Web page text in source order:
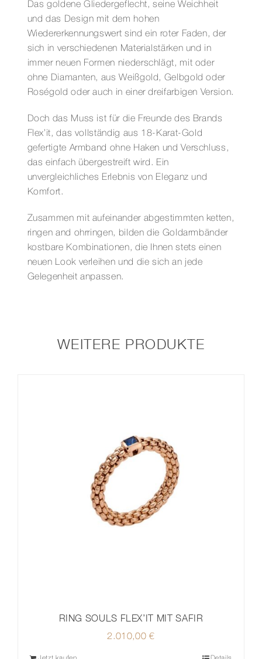
Das goldene Gliedergeflecht, seine Weichheit
und das Design mit dem hohen
Wiedererkennungswert sind ein roter Faden, der
sich in verschiedenen Materialstärken und in
immer neuen Formen niederschlägt, mit oder
ohne Diamanten, aus Weißgold, Gelbgold oder
Roségold oder auch in einer dreifarbigen Version.
Doch das Muss ist für die Freunde des Brands
Flex’it, das vollständig aus 18-Karat-Gold
gefertigte Armband ohne Haken und Verschluss,
das einfach übergestreift wird. Ein
unvergleichliches Erlebnis von Eleganz und
Komfort.
Zusammen mit aufeinander abgestimmten ketten,
ringen and ohrringen, bilden die Goldarmbänder
kostbare Kombinationen, die Ihnen stets einen
neuen Look verleihen und die sich an jede
Gelegenheit anpassen.
WEITERE PRODUKTE
RING SOULS FLEX’IT MIT SAFIR
2.010,00€